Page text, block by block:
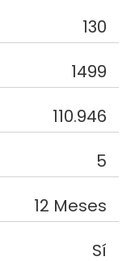
130
1499
110.946
5
12 Meses
Sí